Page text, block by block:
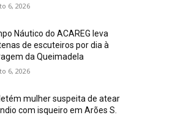
6, 2026
Náutico do ACAREG leva
de escuteiros por dia à
da Queimadela
6, 2026
mulher suspeita de atear
com isqueiro em Arões S.